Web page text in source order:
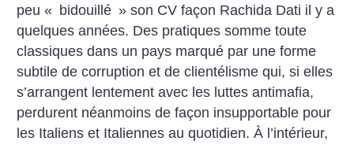
peu « bidouillé » son CV façon Rachida Dati il y a
quelques années. Des pratiques somme toute
classiques dans un pays marqué par une forme
subtile de corruption et de clientélisme qui, si elles
s’arrangent lentement avec les luttes antimafia,
perdurent néanmoins de façon insupportable pour
les Italiens et Italiennes au quotidien. À l’intérieur,